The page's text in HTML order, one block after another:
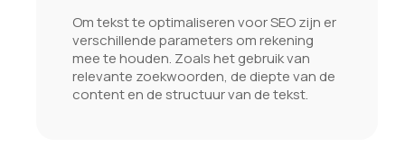
Om tekst te optimaliseren voor SEO zijn er
verschillende parameters om rekening
mee te houden. Zoals het gebruik van
relevante zoekwoorden, de diepte van de
content en de structuur van de tekst.